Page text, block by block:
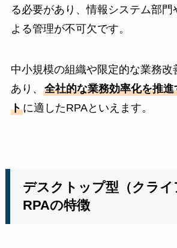
る必要があり、情報システム部門
よる管理が不可欠です。
中小規模の組織や限定的な業務改
あり、 全社的な業務効率化を推
トに適したRPAといえます。
デスクトップ型（クライ
RPAの特徴